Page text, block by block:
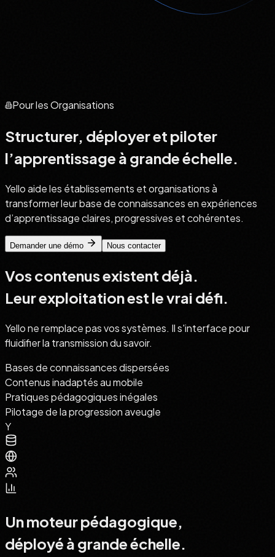
Pour les Organisations
Structurer, déployer et piloter
l’apprentissage à grande échelle.
Yello aide les établissements et organisations à
transformer leur base de connaissances en expériences
d’apprentissage claires, progressives et cohérentes.
Demander une démo Nous contacter
Vos contenus existent déjà.
Leur exploitation est le vrai défi.
Yello ne remplace pas vos systèmes. Il s'interface pour
fluidifier la transmission du savoir.
Bases de connaissances dispersées
Contenus inadaptés au mobile
Pratiques pédagogiques inégales
Pilotage de la progression aveugle
Y
Un moteur pédagogique,
déployé à grande échelle.